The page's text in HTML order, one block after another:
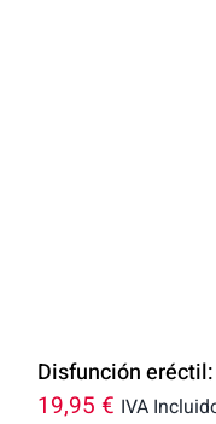
Disfunción
19,95 € IVA